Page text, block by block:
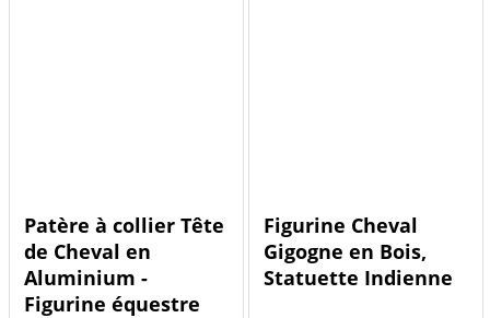
Patère à collier Tête
de Cheval en
Aluminium -
Figurine équestre
Figurine Cheval
Gigogne en Bois,
Statuette Indienne